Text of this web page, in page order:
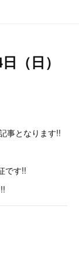
（日）
事となります!!
です!!